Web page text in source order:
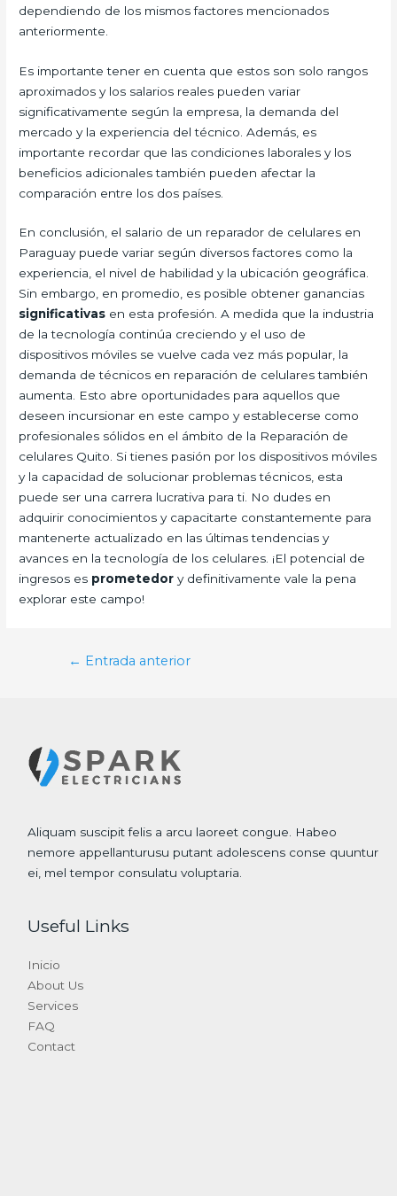
dependiendo de los mismos factores mencionados
anteriormente.
Es importante tener en cuenta que estos son solo rangos
aproximados y los salarios reales pueden variar
significativamente según la empresa, la demanda del
mercado y la experiencia del técnico. Además, es
importante recordar que las condiciones laborales y los
beneficios adicionales también pueden afectar la
comparación entre los dos países.
En conclusión, el salario de un reparador de celulares en
Paraguay puede variar según diversos factores como la
experiencia, el nivel de habilidad y la ubicación geográfica.
Sin embargo, en promedio, es posible obtener ganancias
significativas en esta profesión. A medida que la industria
de la tecnología continúa creciendo y el uso de
dispositivos móviles se vuelve cada vez más popular, la
demanda de técnicos en reparación de celulares también
aumenta. Esto abre oportunidades para aquellos que
deseen incursionar en este campo y establecerse como
profesionales sólidos en el ámbito de la Reparación de
celulares Quito. Si tienes pasión por los dispositivos móviles
y la capacidad de solucionar problemas técnicos, esta
puede ser una carrera lucrativa para ti. No dudes en
adquirir conocimientos y capacitarte constantemente para
mantenerte actualizado en las últimas tendencias y
avances en la tecnología de los celulares. ¡El potencial de
ingresos es prometedor y definitivamente vale la pena
explorar este campo!
Navegación
← Entrada anterior
Aliquam suscipit felis a arcu laoreet congue. Habeo
nemore appellanturusu putant adolescens conse quuntur
ei, mel tempor consulatu voluptaria.
Useful Links
Inicio
About Us
Services
FAQ
Contact